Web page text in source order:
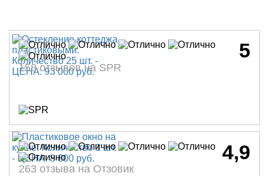
5
158 отзывов на SPR
4,9
263 отзыва на Отзовик